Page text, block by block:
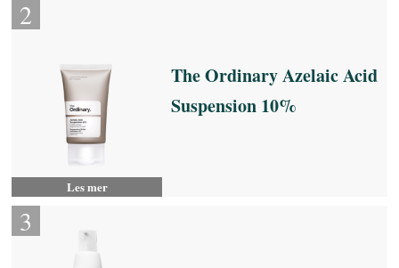
The Ordinary Azelaic Acid
Suspension 10%
Les mer